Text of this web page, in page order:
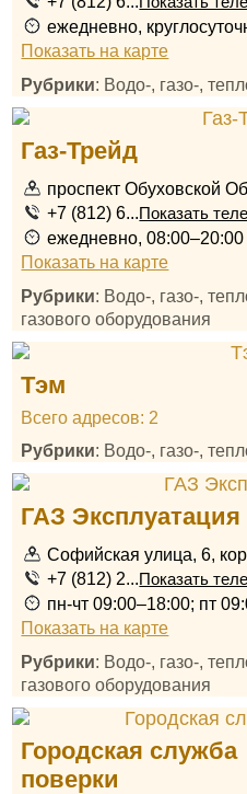
ежедневно,
Показать на карте
Рубрики: Водо-, газо-,
Газ-Трейд
проспект Обуховской
+7 (812) 6...Показать
ежедневно, 08:00–20:00
Показать на карте
Рубрики: Водо-, газо-,
газового оборудования
Тэм
Всего адресов: 2
Рубрики: Водо-, газо-,
ГАЗ Эксплуатация
Софийская улица, 6,
+7 (812) 2...Показать
пн-чт 09:00–18:00; пт
Показать на карте
Рубрики: Водо-, газо-,
газового оборудования
Городская служба
поверки